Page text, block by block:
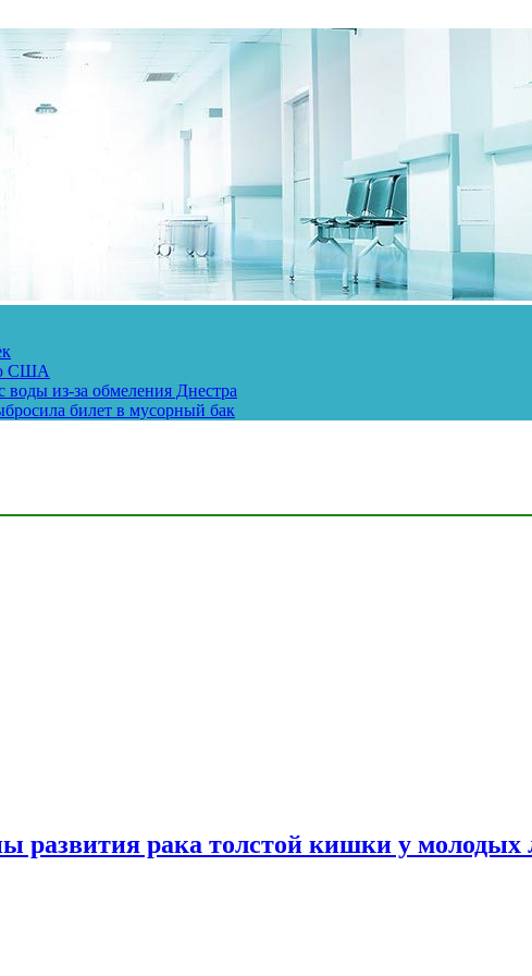
США
воды из-за обмеления Днестра
билет в мусорный бак
развития рака толстой кишки у молодых